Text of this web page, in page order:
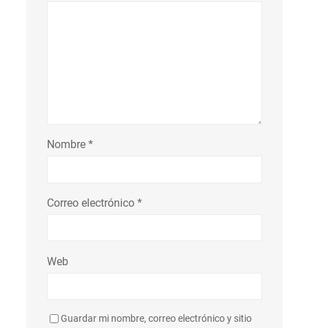
Nombre *
Correo electrónico *
Web
Guardar mi nombre, correo electrónico y sitio